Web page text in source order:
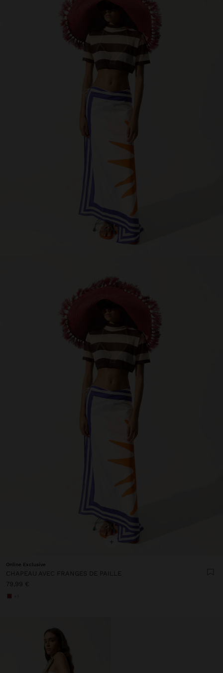
+
Online Exclusive
CHAPEAU AVEC FRANGES DE PAILLE
79,99 €